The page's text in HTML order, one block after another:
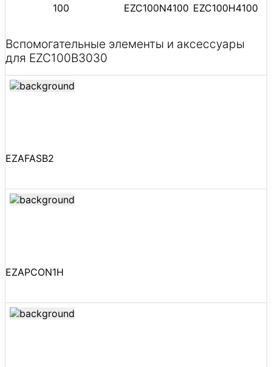
100
EZC100N4100 EZC100H4100
Вспомогательные элементы и аксессуары
для EZC100B3030
EZAFASB2
EZAPCON1H